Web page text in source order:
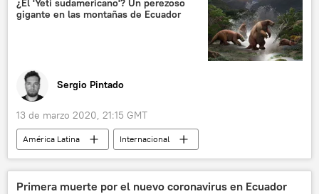
¿El 'Yeti sudamericano'? Un perezoso
gigante en las montañas de Ecuador
Sergio Pintado
13 de marzo 2020, 21:15 GMT
América Latina
Internacional
Ciencia
dinosaurios
prehistoria
Ecuador
Primera muerte por el nuevo coronavirus en Ecuador